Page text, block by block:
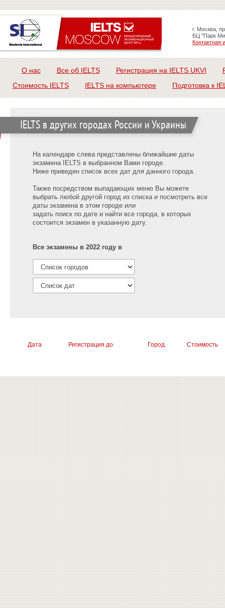
г. Москва,
БЦ "Парк
Контактная
О нас Все об IELTS Регистрация на IELTS UKVI
Стоимость IELTS
IELTS на компьютере Подготовка к
IELTS в других городах России и Украины
На календаре слева представлены ближайшие даты
экзамена IELTS в выбранном Вами городе.
Ниже приведен список всех дат для данного города.
Также посредством выпадающих меню Вы можете
выбрать любой другой город из списка и посмотреть все
даты экзамена в этом городе или
задать поиск по дате и найти все города, в которых
состоится экзамен в указанную дату.
Все экзамены в 2022 году в
Дата Регистрация до Город Стоимость